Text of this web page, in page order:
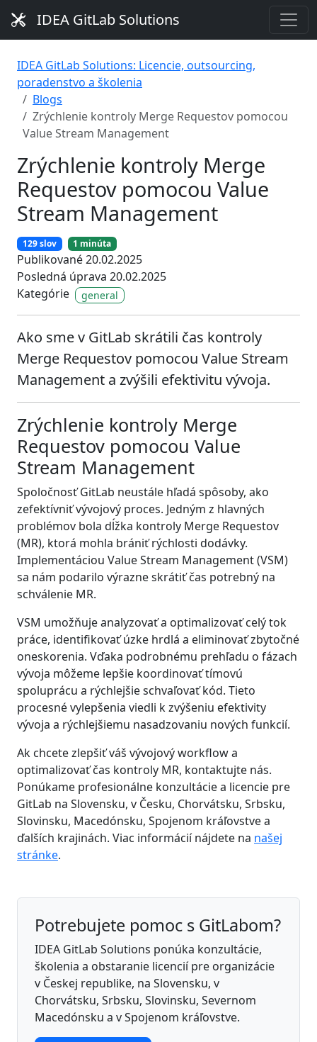
IDEA GitLab Solutions
IDEA GitLab Solutions: Licencie, outsourcing,
poradenstvo a školenia
Blogs
Zrýchlenie kontroly Merge Requestov pomocou
Value Stream Management
Zrýchlenie kontroly Merge
Requestov pomocou Value
Stream Management
129 slov 1 minúta
Publikované 20.02.2025
Posledná úprava 20.02.2025
Kategórie
general
Ako sme v GitLab skrátili čas kontroly
Merge Requestov pomocou Value Stream
Management a zvýšili efektivitu vývoja.
Zrýchlenie kontroly Merge
Requestov pomocou Value
Stream Management
Spoločnosť GitLab neustále hľadá spôsoby, ako
zefektívniť vývojový proces. Jedným z hlavných
problémov bola dĺžka kontroly Merge Requestov
(MR), ktorá mohla brániť rýchlosti dodávky.
Implementáciou Value Stream Management (VSM)
sa nám podarilo výrazne skrátiť čas potrebný na
schválenie MR.
VSM umožňuje analyzovať a optimalizovať celý tok
práce, identifikovať úzke hrdlá a eliminovať zbytočné
oneskorenia. Vďaka podrobnému prehľadu o fázach
vývoja môžeme lepšie koordinovať tímovú
spoluprácu a rýchlejšie schvaľovať kód. Tieto
procesné vylepšenia viedli k zvýšeniu efektivity
vývoja a rýchlejšiemu nasadzovaniu nových funkcií.
Ak chcete zlepšiť váš vývojový workflow a
optimalizovať čas kontroly MR, kontaktujte nás.
Ponúkame profesionálne konzultácie a licencie pre
GitLab na Slovensku, v Česku, Chorvátsku, Srbsku,
Slovinsku, Macedónsku, Spojenom kráľovstve a
ďalších krajinách. Viac informácií nájdete na našej
stránke.
Potrebujete pomoc s GitLabom?
IDEA GitLab Solutions ponúka konzultácie,
školenia a obstaranie licencií pre organizácie
v Českej republike, na Slovensku, v
Chorvátsku, Srbsku, Slovinsku, Severnom
Macedónsku a v Spojenom kráľovstve.